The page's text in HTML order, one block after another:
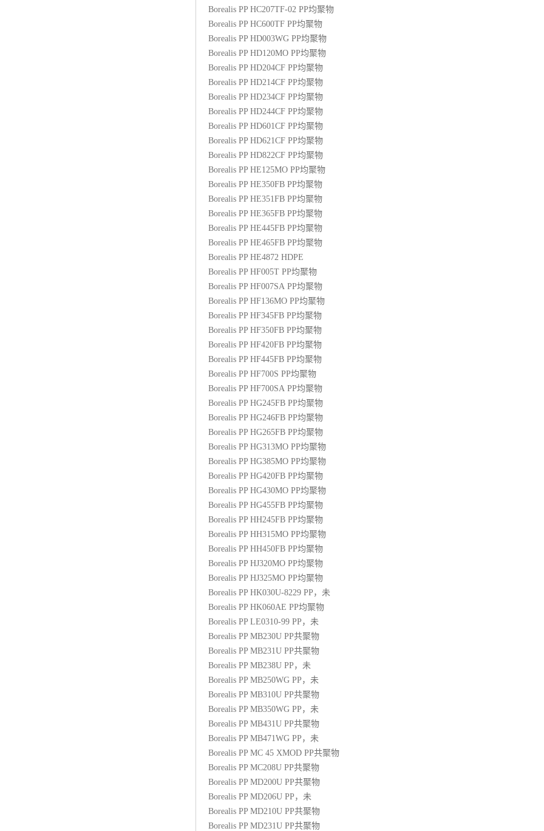
Borealis PP HC207TF-02 PP均聚物
Borealis PP HC600TF PP均聚物
Borealis PP HD003WG PP均聚物
Borealis PP HD120MO PP均聚物
Borealis PP HD204CF PP均聚物
Borealis PP HD214CF PP均聚物
Borealis PP HD234CF PP均聚物
Borealis PP HD244CF PP均聚物
Borealis PP HD601CF PP均聚物
Borealis PP HD621CF PP均聚物
Borealis PP HD822CF PP均聚物
Borealis PP HE125MO PP均聚物
Borealis PP HE350FB PP均聚物
Borealis PP HE351FB PP均聚物
Borealis PP HE365FB PP均聚物
Borealis PP HE445FB PP均聚物
Borealis PP HE465FB PP均聚物
Borealis PP HE4872 HDPE
Borealis PP HF005T PP均聚物
Borealis PP HF007SA PP均聚物
Borealis PP HF136MO PP均聚物
Borealis PP HF345FB PP均聚物
Borealis PP HF350FB PP均聚物
Borealis PP HF420FB PP均聚物
Borealis PP HF445FB PP均聚物
Borealis PP HF700S PP均聚物
Borealis PP HF700SA PP均聚物
Borealis PP HG245FB PP均聚物
Borealis PP HG246FB PP均聚物
Borealis PP HG265FB PP均聚物
Borealis PP HG313MO PP均聚物
Borealis PP HG385MO PP均聚物
Borealis PP HG420FB PP均聚物
Borealis PP HG430MO PP均聚物
Borealis PP HG455FB PP均聚物
Borealis PP HH245FB PP均聚物
Borealis PP HH315MO PP均聚物
Borealis PP HH450FB PP均聚物
Borealis PP HJ320MO PP均聚物
Borealis PP HJ325MO PP均聚物
Borealis PP HK030U-8229 PP ，未
Borealis PP HK060AE PP均聚物
Borealis PP LE0310-99 PP ，未
Borealis PP MB230U PP共聚物
Borealis PP MB231U PP共聚物
Borealis PP MB238U PP ，未
Borealis PP MB250WG PP ，未
Borealis PP MB310U PP共聚物
Borealis PP MB350WG PP ，未
Borealis PP MB431U PP共聚物
Borealis PP MB471WG PP ，未
Borealis PP MC 45 XMOD PP共聚物
Borealis PP MC208U PP共聚物
Borealis PP MD200U PP共聚物
Borealis PP MD206U PP ，未
Borealis PP MD210U PP共聚物
Borealis PP MD231U PP共聚物